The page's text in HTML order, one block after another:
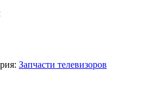
Запчасти телевизоров